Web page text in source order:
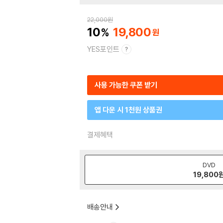
22,000원
10 19,800
YES포인트
사용 가능한 쿠폰 받기
앱 다운 시 1천원 상품권
결제혜택
DVD
19,800
배송안내